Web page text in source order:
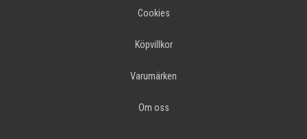
Cookies
Köpvillkor
Varumärken
Om oss